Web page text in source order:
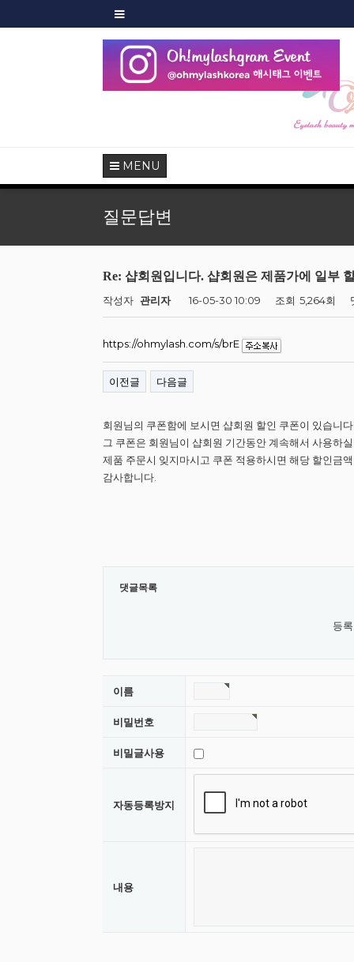
MENU
질문답변
Re: 샵회원입니다. 샵회원은 제품가에 일부
작성자 관리자 16-05-30 10:09 조회 5,264회
https://ohmylash.com/s/brE
이전글 다음글
회원님의 쿠폰함에 보시면 샵회원 할인 쿠폰이 있습니
그 쿠폰은 회원님이 샵회원 기간동안 계속해서 사용하
제품 주문시 잊지마시고 쿠폰 적용하시면 해당 할인금
감사합니다.
댓글목록
등
이름
비밀번호
비밀글사용
자동등록방지
내용